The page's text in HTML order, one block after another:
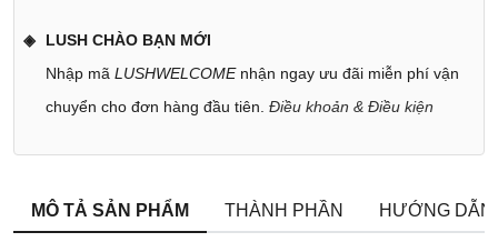
LUSH CHÀO BẠN MỚI
Nhập mã LUSHWELCOMEnhận ngay ưu đãi miễn phí vận
chuyển cho đơn hàng đầu tiên. Điều khoản & Điều kiện
MÔ TẢ SẢN PHẨM THÀNH PHẦN HƯỚNG